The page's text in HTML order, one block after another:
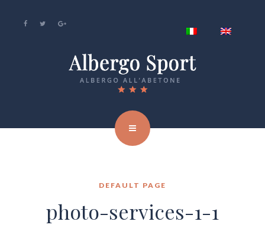
DEFAULT PAGE
photo-services-1-1